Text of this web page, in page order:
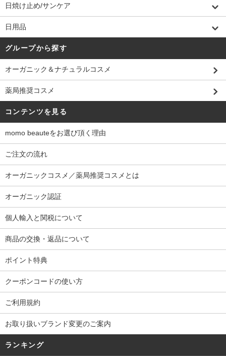
日焼け止め/サンケア
日用品
グループから探す
オーガニック＆ナチュラルコスメ
薬局推奨コスメ
コンテンツを見る
momo beauteをお選び頂く理由
ご注文の流れ
オーガニックコスメ／薬局推奨コスメとは
オーガニック認証
個人輸入と関税について
商品の交換・返品について
ポイント特典
クーポンコードの使い方
ご利用規約
お取り扱いブランド変更のご案内
ランキング